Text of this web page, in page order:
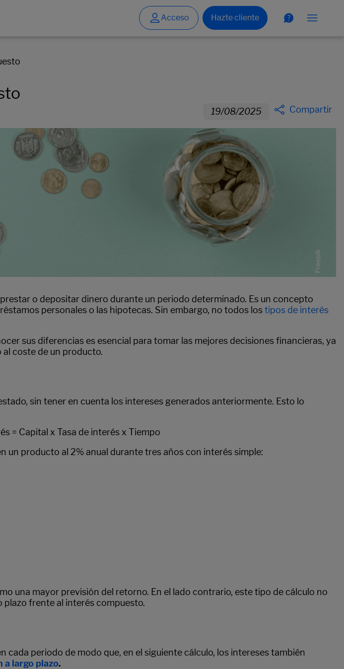
19/08/2025 Compartir
o depositar dinero durante un periodo determinado. Es un concepto
personales o las hipotecas. Sin embargo, no todos lostipos de interés
sus diferencias es esencial para tomar las mejores decisiones financieras, ya
coste de un producto.
sin tener en cuenta los intereses generados anteriormente. Esto lo
= Capital x Tasa de interés x Tiempo
un producto al 2% anual durante tres años con interés simple:
una mayor previsión del retorno. En el lado contrario, este tipo de cálculo no
frente al interés compuesto.
cada periodo de modo que, en el siguiente cálculo, los intereses también
a largo plazo.